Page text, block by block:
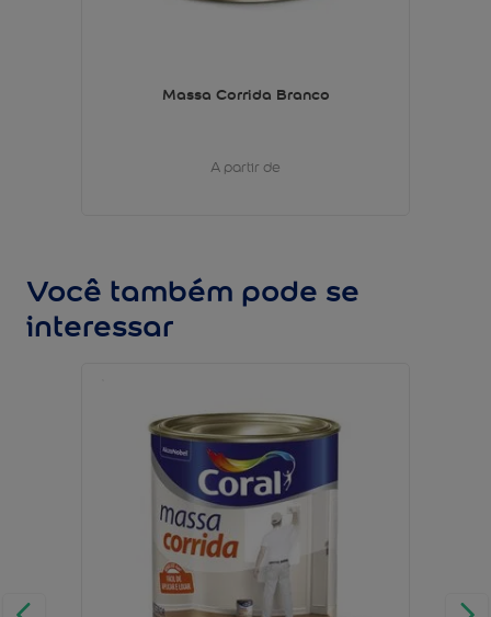
Massa Corrida Branco
A partir de
Você também pode se
interessar